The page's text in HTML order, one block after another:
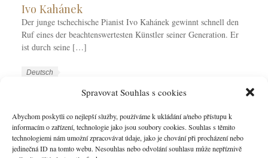
Spravovat Souhlas s cookies
Abychom poskytli co nejlepší služby, používáme k ukládání a/nebo přístupu k
informacím o zařízení, technologie jako jsou soubory cookies. Souhlas s těmito
technologiemi nám umožní zpracovávat údaje, jako je chování při procházení nebo
jedinečná ID na tomto webu. Nesouhlas nebo odvolání souhlasu může nepříznivě
Ivo Kahánek
Der junge tschechische Pianist Ivo Kahánek gewinnt schnell den
Ruf eines der beachtenswertesten Künstler seiner Generation. Er
ist durch seine […]
W
C
a
t
S
c
h
e
Deutsch
r
k
T
a
MORE